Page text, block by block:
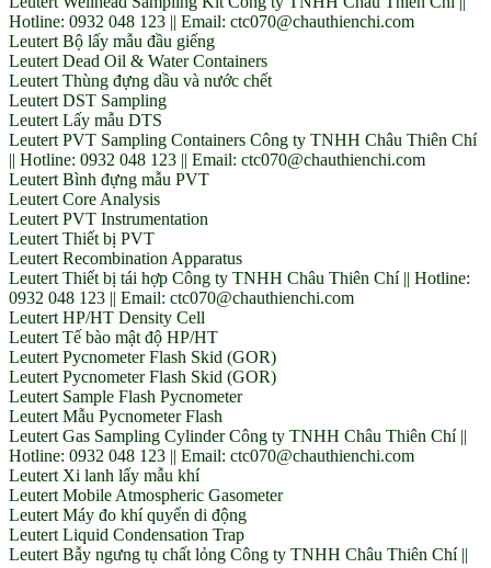
Hotline: 0932 048 123 || Email: ctc070@chauthienchi.com
Leutert Bộ lấy mẫu đầu giếng
Leutert Dead Oil & Water Containers
Leutert Thùng đựng dầu và nước chết
Leutert DST Sampling
Leutert Lấy mẫu DTS
Leutert PVT Sampling Containers Công ty TNHH Châu Thiên Chí
|| Hotline: 0932 048 123 || Email: ctc070@chauthienchi.com
Leutert Bình đựng mẫu PVT
Leutert Core Analysis
Leutert PVT Instrumentation
Leutert Thiết bị PVT
Leutert Recombination Apparatus
Leutert Thiết bị tái hợp Công ty TNHH Châu Thiên Chí || Hotline:
0932 048 123 || Email: ctc070@chauthienchi.com
Leutert HP/HT Density Cell
Leutert Tế bào mật độ HP/HT
Leutert Pycnometer Flash Skid (GOR)
Leutert Pycnometer Flash Skid (GOR)
Leutert Sample Flash Pycnometer
Leutert Mẫu Pycnometer Flash
Leutert Gas Sampling Cylinder Công ty TNHH Châu Thiên Chí ||
Hotline: 0932 048 123 || Email: ctc070@chauthienchi.com
Leutert Xi lanh lấy mẫu khí
Leutert Mobile Atmospheric Gasometer
Leutert Máy đo khí quyển di động
Leutert Liquid Condensation Trap
Leutert Bẫy ngưng tụ chất lỏng Công ty TNHH Châu Thiên Chí ||